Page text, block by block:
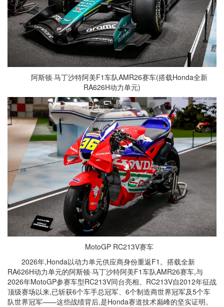
阿斯顿·马丁沙特阿美F1车队AMR26赛车(搭载Honda全新
RA626H动力单元)
MotoGP RC213V赛车
2026年,Honda以动力单元供应商身份重返F1。搭载全新
RA626H动力单元的阿斯顿·马丁沙特阿美F1车队AMR26赛车,与
2026年MotoGP参赛车型RC213V同台亮相。RC213V自2012年征战
顶级赛场以来,已斩获6个车手总冠军、6个制造商世界冠军及5个车
队世界冠军——这些战绩背后,是Honda赛道技术巅峰的坚实证明。